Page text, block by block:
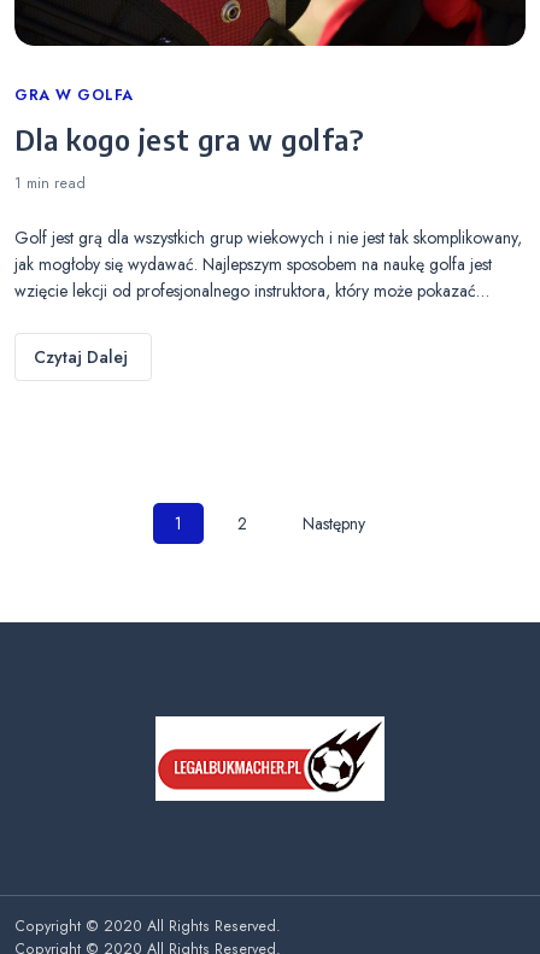
Categories
GRA W GOLFA
Dla kogo jest gra w golfa?
1 min read
Golf jest grą dla wszystkich grup wiekowych i nie jest tak skomplikowany,
jak mogłoby się wydawać. Najlepszym sposobem na naukę golfa jest
wzięcie lekcji od profesjonalnego instruktora, który może pokazać…
Czytaj Dalej
Nawigacja
1 2 Następny
Copyright © 2020 All Rights Reserved.
Copyright © 2020 All Rights Reserved.